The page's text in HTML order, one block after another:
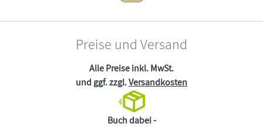
Preise und Versand
Alle Preise inkl. MwSt.
und ggf. zzgl.Versandkosten
Buch dabei -